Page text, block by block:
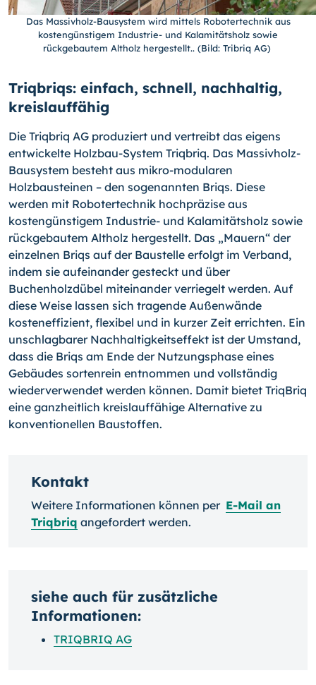
Das Massivholz-Bausystem wird mittels Robotertechnik aus
kostengünstigem Industrie- und Kalamitätsholz sowie
rückgebautem Altholz hergestellt.. (Bild: Tribriq AG)
Triqbriqs: einfach, schnell, nachhaltig,
kreislauffähig
Die Triqbriq AG produziert und vertreibt das eigens
entwickelte Holzbau-System Triqbriq. Das Massivholz-
Bausystem besteht aus mikro-modularen
Holzbausteinen – den sogenannten Briqs. Diese
werden mit Robotertechnik hochpräzise aus
kostengünstigem Industrie- und Kalamitätsholz sowie
rückgebautem Altholz hergestellt. Das „Mauern“ der
einzelnen Briqs auf der Baustelle erfolgt im Verband,
indem sie aufeinander gesteckt und über
Buchenholzdübel miteinander verriegelt werden. Auf
diese Weise lassen sich tragende Außenwände
kosteneffizient, flexibel und in kurzer Zeit errichten. Ein
unschlagbarer Nachhaltigkeitseffekt ist der Umstand,
dass die Briqs am Ende der Nutzungsphase eines
Gebäudes sortenrein entnommen und vollständig
wiederverwendet werden können. Damit bietet TriqBriq
eine ganzheitlich kreislauffähige Alternative zu
konventionellen Baustoffen.
Kontakt
Weitere Informationen können per E-Mail an
Triqbriq angefordert werden.
siehe auch für zusätzliche
Informationen:
TRIQBRIQ AG